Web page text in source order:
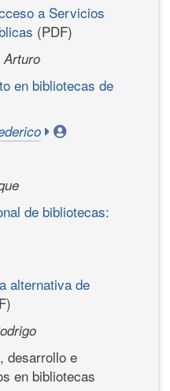
a Servicios
(PDF)
Arturo
en bibliotecas de
de bibliotecas:
alternativa de
desarrollo e
en bibliotecas